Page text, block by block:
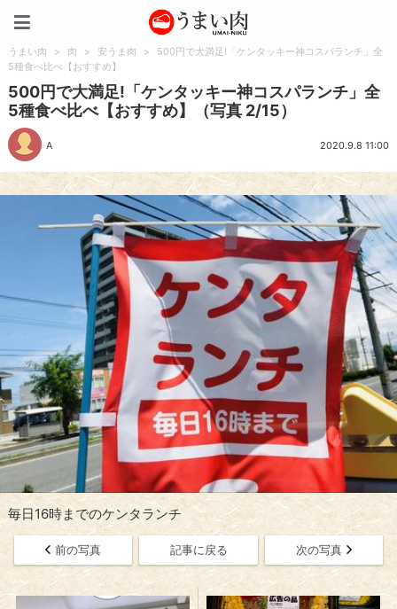
うまい肉 > 肉 > 安うま肉 >
500円で大満足!「ケンタッキー神コスパランチ」全
5種食べ比べ【おすすめ】
500円で大満足!「ケンタッキー神コスパランチ」全
5種食べ比べ【おすすめ】（写真 2/15）
A 2020.9.8 11:00
毎日16時までのケンタランチ
前の写真 記事に戻る 次の写真